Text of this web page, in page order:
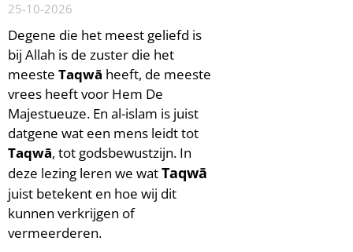
25-10-2026
Degene die het meest geliefd is
bij Allah is de zuster die het
meeste Taqwā heeft, de meeste
vrees heeft voor Hem De
Majestueuze. En al-islam is juist
datgene wat een mens leidt tot
Taqwā, tot godsbewustzijn. In
deze lezing leren we watTaqwā
juist betekent en hoe wij dit
kunnen verkrijgen of
vermeerderen.